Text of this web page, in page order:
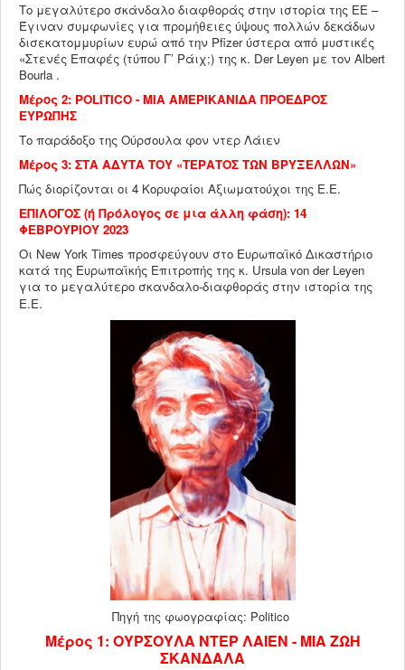
Το μεγαλύτερο σκάνδαλο διαφθοράς στην ιστορία της ΕΕ –
Έγιναν συμφωνίες για προμήθειες ύψους πολλών δεκάδων
δισεκατομμυρίων ευρώ από την Pfizer ύστερα από μυστικές
«Στενές Επαφές (τύπου Γ’ Ράιχ;) της κ. Der Leyen με τον Albert
Bourla .
Μέρος 2: POLITICO - ΜΙΑ ΑΜΕΡΙΚΑΝΙΔΑ ΠΡΟΕΔΡΟΣ
ΕΥΡΩΠΗΣ
Το παράδοξο της Ούρσουλα φον ντερ Λάιεν
Μέρος 3: ΣΤΑ ΑΔΥΤΑ ΤΟΥ «ΤΕΡΑΤΟΣ ΤΩΝ ΒΡΥΞΕΛΛΩΝ»
Πώς διορίζονται οι 4 Κορυφαίοι Αξιωματούχοι της Ε.Ε.
ΕΠΙΛΟΓΟΣ (ή Πρόλογος σε μια άλλη φάση): 14
ΦΕΒΡΟΥΡΙΟΥ 2023
Οι New York Times προσφεύγουν στο Ευρωπαϊκό Δικαστήριο
κατά της Ευρωπαϊκής Επιτροπής της κ. Ursula von der Leyen
για το μεγαλύτερο σκανδαλο-διαφθοράς στην ιστορία της
Ε.Ε.
Πηγή της φωογραφίας: Politico
Μέρος 1: ΟΥΡΣΟΥΛΑ ΝΤΕΡ ΛΑΙΕΝ - ΜΙΑ ΖΩΗ
ΣΚΑΝΔΑΛΑ